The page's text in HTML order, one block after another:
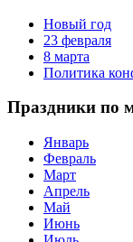
Новый год
23 февраля
8 марта
Политика
Праздники по
Январь
Февраль
Март
Апрель
Май
Июнь